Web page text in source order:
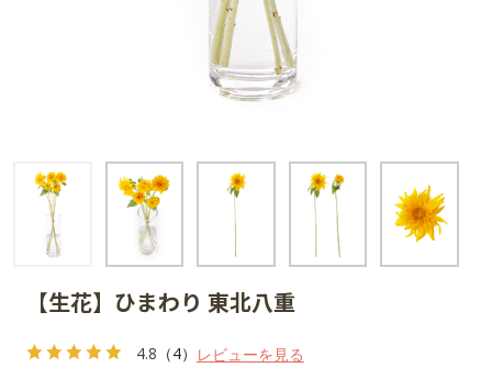
【生花】ひまわり 東北八重
4.8 （4） レビューを見る